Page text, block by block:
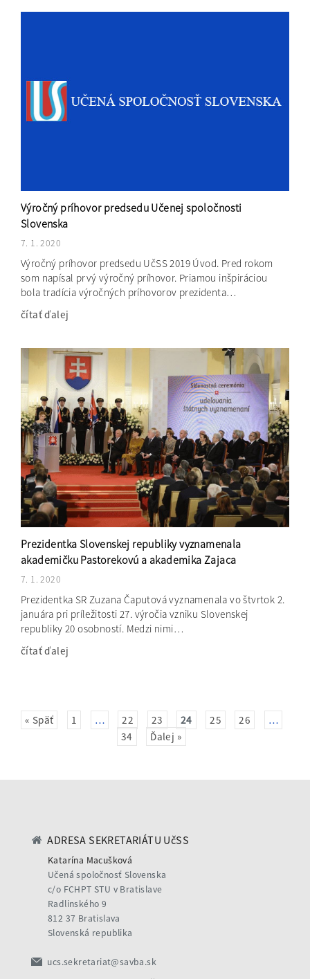
Výročný príhovor predsedu Učenej spoločnosti
Slovenska
7. 1. 2020
Výročný príhovor predsedu UčSS 2019 Úvod. Pred rokom
som napísal prvý výročný príhovor. Priamou inšpiráciou
bola tradícia výročných príhovorov prezidenta…
čítať ďalej
Prezidentka Slovenskej republiky vyznamenala
akademičku Pastorekovú a akademika Zajaca
7. 1. 2020
Prezidentka SR Zuzana Čaputová vyznamenala vo štvrtok 2.
januára pri príležitosti 27. výročia vzniku Slovenskej
republiky 20 osobností. Medzi nimi…
čítať ďalej
« Späť 1 … 22 23 24 25 26
…
34
Ďalej »
ADRESA SEKRETARIÁTU UčSS
Katarína Macušková
Učená spoločnosť Slovenska
c/o FCHPT STU v Bratislave
Radlinského 9
812 37 Bratislava
Slovenská republika
ucs.sekretariat@savba.sk